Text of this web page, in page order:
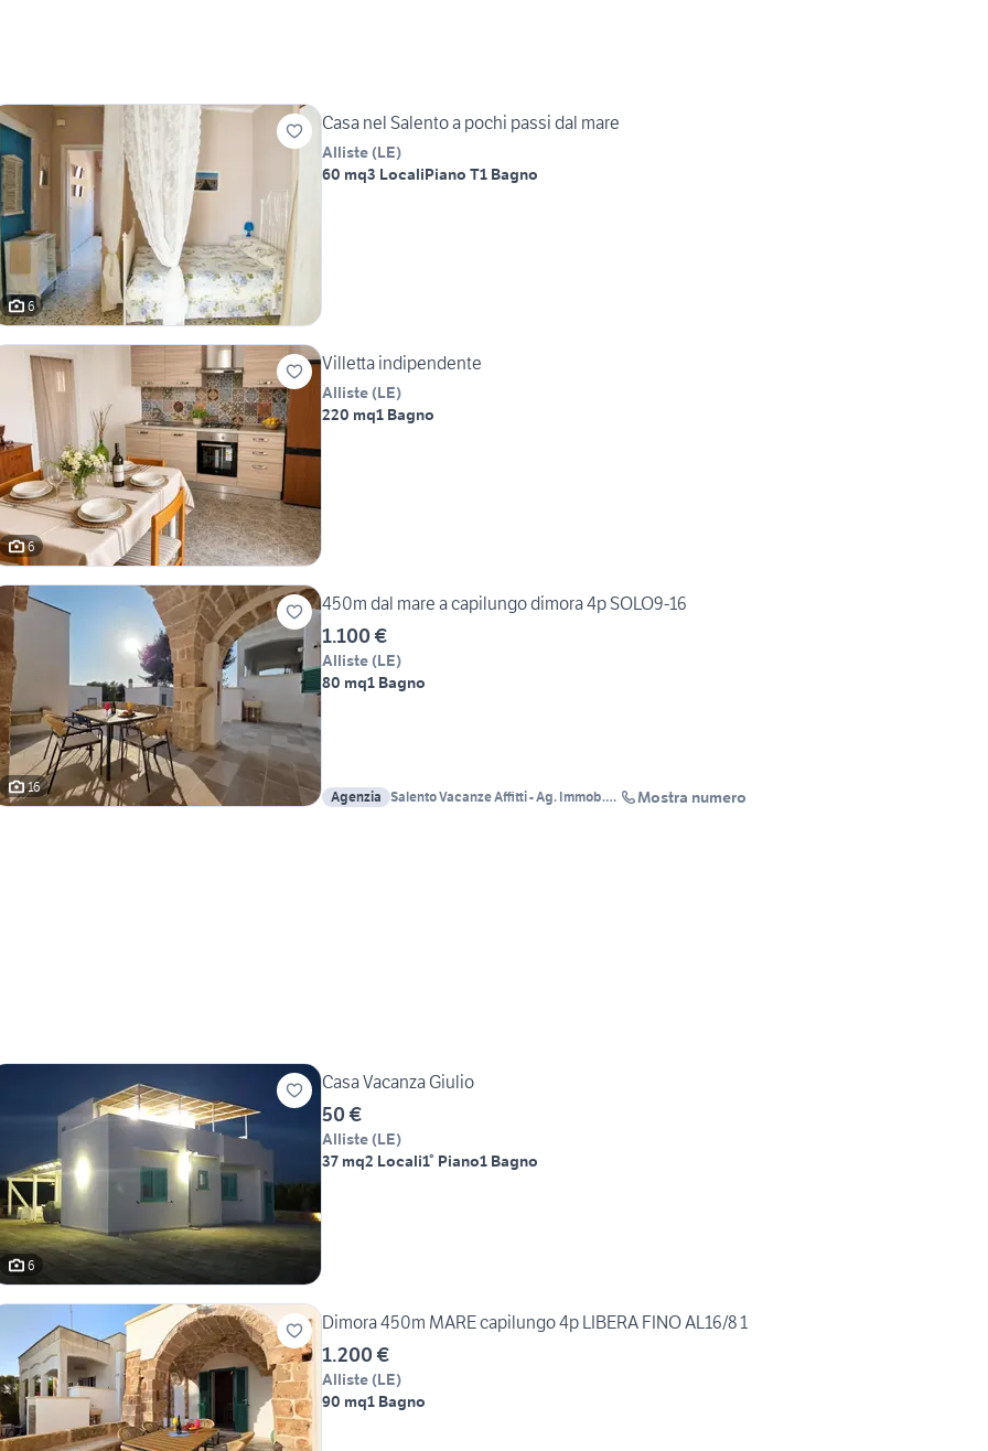
6
Casa nel Salento a pochi passi dal mare
Alliste (LE)
60 mq3 LocaliPiano T1 Bagno
6
Villetta indipendente
Alliste (LE)
220 mq1 Bagno
16
450m dal mare a capilungo dimora 4p SOLO9-16
1.100 €
Alliste (LE)
80 mq1 Bagno
Agenzia Salento Vacanze Affitti - Ag. Immob.
Mostra numero
6
Casa Vacanza Giulio
50 €
Alliste (LE)
37 mq2 Locali1° Piano1 Bagno
Dimora 450m MARE capilungo 4p LIBERA FINO AL16/8 1
1.200 €
Alliste (LE)
90 mq1 Bagno